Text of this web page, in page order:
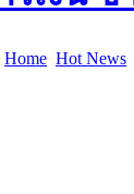
Home Hot News